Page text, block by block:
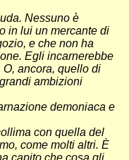
Nessuno è
in lui un mercante di
e che non ha
Egli incarnerebbe
ancora, quello di
ambizioni
demoniaca e
con quella del
come molti altri. È